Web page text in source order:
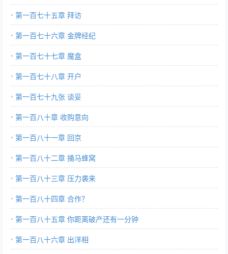
第一百七十五章 拜访
第一百七十六章 金牌经纪
第一百七十七章 魔盒
第一百七十八章 开户
第一百七十九张 谈妥
第一百八十章 收购意向
第一百八十一章 回京
第一百八十二章 捅马蜂窝
第一百八十三章 压力袭来
第一百八十四章 合作？
第一百八十五章 你距离破产还有一分钟
第一百八十六章 出洋相